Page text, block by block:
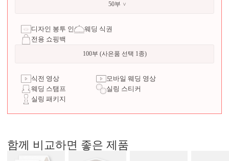
50부
디자인 봉투 인쇄 웨딩 식권
전용 쇼핑백
100부 (사은품 선택 1종)
식전 영상
모바일 웨딩 영상
웨딩 스탬프
실링 스티커
실링 패키지
함께 비교하면 좋은 제품